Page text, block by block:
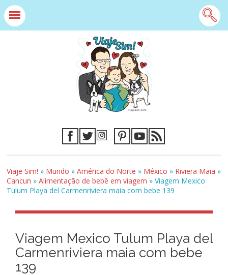
Viaje Sim! » Mundo »América do Norte » México » Riviera Maia »
Cancun »Alimentação de bebê em viagem »Viagem Mexico
Tulum Playa del Carmenriviera maia com bebe 139
Viagem Mexico Tulum Playa del
Carmenriviera maia com bebe
139